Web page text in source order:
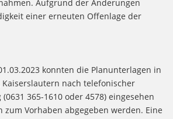
Aufgrund der Änderungen
einer erneuten Offenlage der
konnten die Planunterlagen in
nach telefonischer
365-1610 oder 4578) eingesehen
zum Vorhaben abgegeben werden. Eine